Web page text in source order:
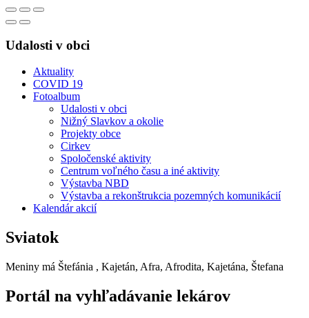
Udalosti v obci
Aktuality
COVID 19
Fotoalbum
Udalosti v obci
Nižný Slavkov a okolie
Projekty obce
Cirkev
Spoločenské aktivity
Centrum voľného času a iné aktivity
Výstavba NBD
Výstavba a rekonštrukcia pozemných komunikácií
Kalendár akcií
Sviatok
Meniny má Štefánia , Kajetán, Afra, Afrodita, Kajetána, Štefana
Portál na vyhľadávanie lekárov